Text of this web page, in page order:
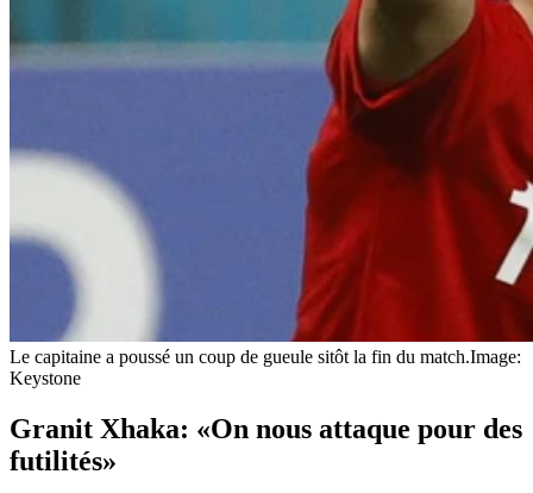
Le capitaine a poussé un coup de gueule sitôt la fin du match.Image:
Keystone
Granit Xhaka: «On nous attaque pour des
futilités»